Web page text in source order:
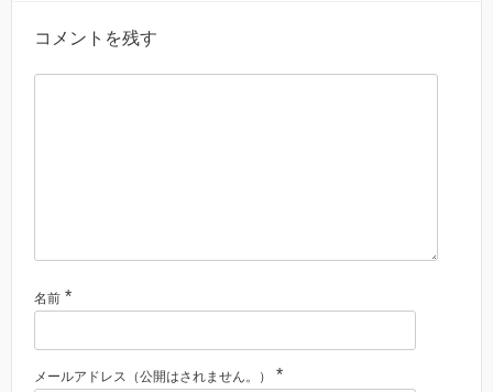
コメントを残す
名前 *
メールアドレス（公開はされません。） *